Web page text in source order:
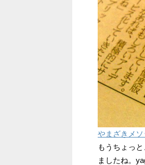
やまざきメ
もうちょっ
ましたね。